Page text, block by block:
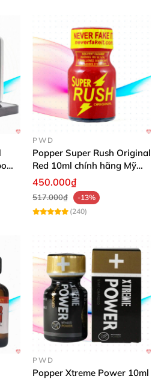
PWD
Popper Super Rush Original
Red 10ml chính hãng Mỹ
USA PWD
450.000₫
517.000₫
-13%
(240)
PWD
Popper Xtreme Power 10ml